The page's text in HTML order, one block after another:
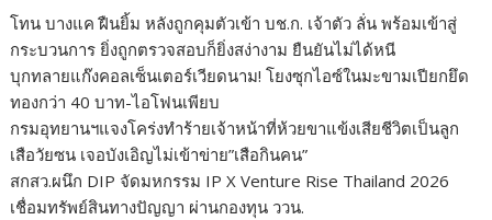
โทน บางแค ฝืนยิ้ม หลังถูกคุมตัวเข้า บช.ก. เจ้าตัว ลั่น พร้อมเข้าสู่
กระบวนการ ยิ่งถูกตรวจสอบก็ยิ่งสง่างาม ยืนยันไม่ได้หนี
บุกทลายแก๊งคอลเซ็นเตอร์เวียดนาม! โยงซุกไอซ์ในมะขามเปียกยึด
ทองกว่า 40 บาท-ไอโฟนเพียบ
กรมอุทยานฯแจงโคร่งทำร้ายเจ้าหน้าที่ห้วยขาแข้งเสียชีวิตเป็นลูก
เสือวัยซน เจอบังเอิญไม่เข้าข่าย”เสือกินคน”
สกสว.ผนึก DIP จัดมหกรรม IP X Venture Rise Thailand 2026
เชื่อมทรัพย์สินทางปัญญา ผ่านกองทุน ววน.